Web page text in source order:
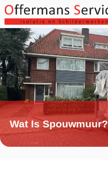
Wat Is Spouwmuur?